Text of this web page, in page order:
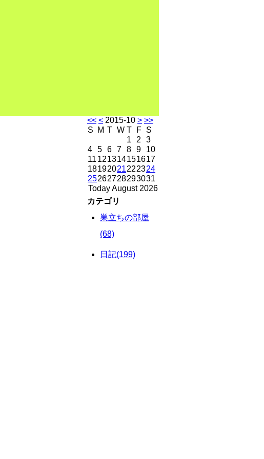
<< < 2015-10 > >>
S
M T W T F S
1
2
3
4 5 6 7 8 9
10
11 121314151617
18192021222324
25262728293031
Today August 2026
カテゴリ
巣立ちの部屋
(68)
日記(199)